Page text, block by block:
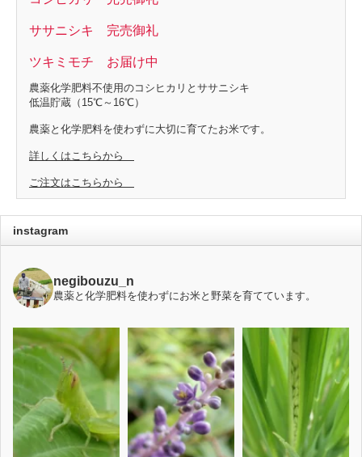
ササニシキ 完売御礼
ツキミモチ お届け中
農薬化学肥料不使用のコシヒカリとササニシキ
低温貯蔵（15℃～16℃）
農薬と化学肥料を使わずに大切に育てたお米です。
詳しくはこちらから
ご注文はこちらから
instagram
negibouzu_n
農薬と化学肥料を使わずにお米と野菜を育てています。